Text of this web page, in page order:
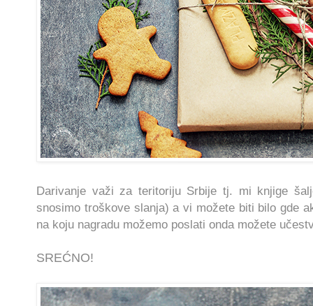
Darivanje važi za teritoriju Srbije tj. mi knjige
snosimo troškove slanja) a vi možete biti bilo gde
na koju nagradu možemo poslati onda možete
SREĆNO!